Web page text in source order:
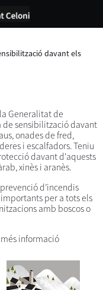
davant els
Generalitat de
de sensibilització davant
onades de fred,
i escalfadors. Teniu
davant d'aquests
xinès i aranès.
d’incendis
per a tots els
amb boscos o
informació